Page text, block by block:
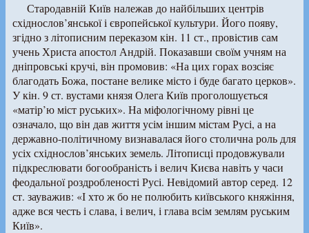
Стародавній Київ належав до найбільших центрів
східнослов’янської і європейської культури. Його появу,
згідно з літописним переказом кін. 11 ст., провістив сам
учень Христа апостол Андрій. Показавши своїм учням на
дніпровські кручі, він промовив: «На цих горах возсіяє
благодать Божа, постане велике місто і буде багато церков».
У кін. 9 ст. вустами князя Олега Київ проголошується
«матір’ю міст руських». На міфологічному рівні це
означало, що він дав життя усім іншим містам Русі, а на
державно-політичному визнавалася його столична роль для
усіх східнослов’янських земель. Літописці продовжували
підкреслювати богообраність і велич Києва навіть у часи
феодальної роздробленості Русі. Невідомий автор серед. 12
ст. зауважив: «І хто ж бо не полюбить київського княжіння,
адже вся честь і слава, і велич, і глава всім землям руським
Київ».